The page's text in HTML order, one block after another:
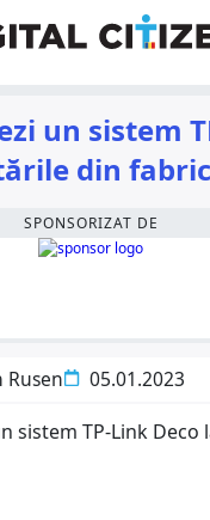
un sistem
din
SPONSORIZAT DE
Rusen 05.01.2023